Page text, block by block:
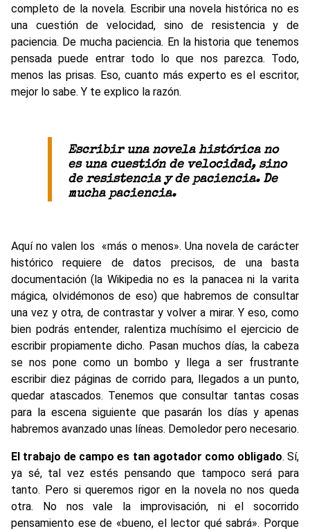
completo de la novela. Escribir una novela histórica no es
una cuestión de velocidad, sino de resistencia y de
paciencia. De mucha paciencia. En la historia que tenemos
pensada puede entrar todo lo que nos parezca. Todo,
menos las prisas. Eso, cuanto más experto es el escritor,
mejor lo sabe. Y te explico la razón.
Escribir una novela histórica no
es una cuestión de velocidad, sino
de resistencia y de paciencia. De
mucha paciencia.
Aquí no valen los «más o menos». Una novela de carácter
histórico requiere de datos precisos, de una basta
documentación (la Wikipedia no es la panacea ni la varita
mágica, olvidémonos de eso) que habremos de consultar
una vez y otra, de contrastar y volver a mirar. Y eso, como
bien podrás entender, ralentiza muchísimo el ejercicio de
escribir propiamente dicho. Pasan muchos días, la cabeza
se nos pone como un bombo y llega a ser frustrante
escribir diez páginas de corrido para, llegados a un punto,
quedar atascados. Tenemos que consultar tantas cosas
para la escena siguiente que pasarán los días y apenas
habremos avanzado unas líneas. Demoledor pero necesario.
El trabajo de campo es tan agotador como obligado. Sí,
ya sé, tal vez estés pensando que tampoco será para
tanto. Pero si queremos rigor en la novela no nos queda
otra. No nos vale la improvisación, ni el socorrido
pensamiento ese de «bueno, el lector qué sabrá». Porque